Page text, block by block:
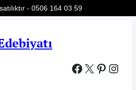
Facebook X Pinterest Instagram
- 0506 164 03 59